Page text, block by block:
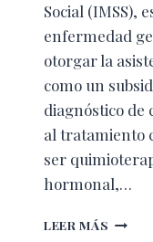
Social (IMSS),
enfermedad
otorgar la
como un
diagnóstico de
al tratamiento
ser
hormonal,…
LEER MÁS ¿QUÉ